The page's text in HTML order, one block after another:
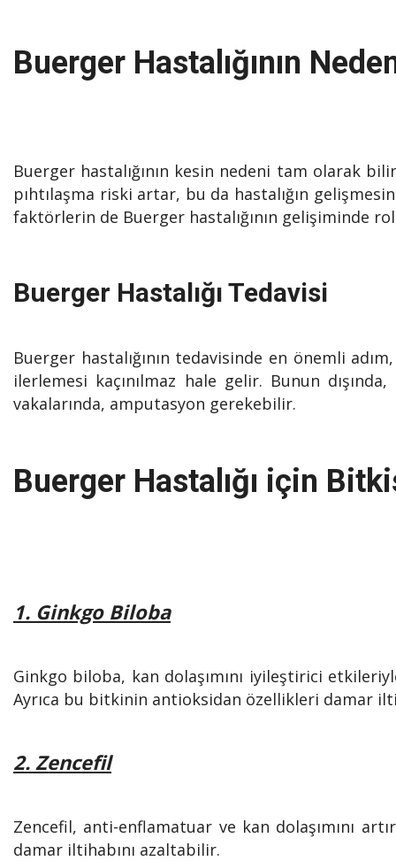
Buerger Hastalığının
Buerger hastalığının kesin nedeni tam olarak
pıhtılaşma riski artar, bu da hastalığın
faktörlerin de Buerger hastalığının gelişiminde
Buerger Hastalığı Tedavisi
Buerger hastalığının tedavisinde en önemli
ilerlemesi kaçınılmaz hale gelir. Bunun
vakalarında, amputasyon gerekebilir.
Buerger Hastalığı için
1. Ginkgo Biloba
Ginkgo biloba, kan dolaşımını iyileştirici
Ayrıca bu bitkinin antioksidan özellikleri damar
2. Zencefil
Zencefil, anti-enflamatuar ve kan dolaşımını
damar iltihabını azaltabilir.